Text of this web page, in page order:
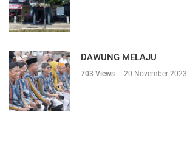
DAWUNG MELAJU
703 Views - 20 November 2023